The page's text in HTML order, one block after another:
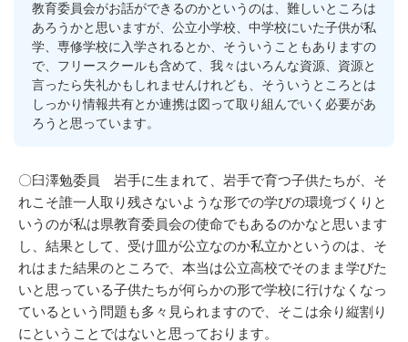
教育委員会がお話ができるのかというのは、難しいところは
あろうかと思いますが、公立小学校、中学校にいた子供が私
学、専修学校に入学されるとか、そういうこともありますの
で、フリースクールも含めて、我々はいろんな資源、資源と
言ったら失礼かもしれませんけれども、そういうところとは
しっかり情報共有とか連携は図って取り組んでいく必要があ
ろうと思っています。
〇臼澤勉委員 岩手に生まれて、岩手で育つ子供たちが、そ
れこそ誰一人取り残さないような形での学びの環境づくりと
いうのが私は県教育委員会の使命でもあるのかなと思います
し、結果として、受け皿が公立なのか私立かというのは、そ
れはまた結果のところで、本当は公立高校でそのまま学びた
いと思っている子供たちが何らかの形で学校に行けなくなっ
ているという問題も多々見られますので、そこは余り縦割り
にということではないと思っております。